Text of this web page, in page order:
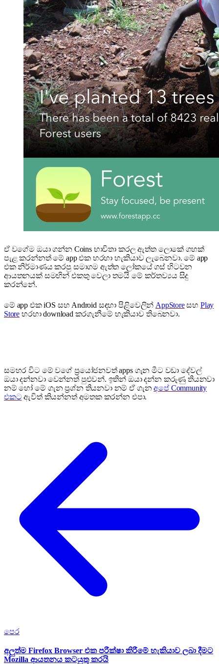
ඒ වගේම ඔයා ගන්න Coins භාවිතා කරල ඇත්ත ලොකේ ගහක්
පැළ කරන්නත් මේ app එක හරහා හැකියාව ලැබෙනවා. මේ app
එක නිර්මාණය කරපු සමාගම ඇත්ත ලෝකයේ ගස් හිටවන
ආයතනයක් සමඟින් එකතු වෙලා තමයි මේ කර්තව්‍යය සිදු
කරන්නේ.
මේ app එක iOS සහ Android සඳහා පිළිවෙලින් AppStoreසහ Play
Store හරහා download කරගැනීමේ හැකියාව තිබෙනවා.
සමහර විට මේ වගේ ප්‍රයෝජනවත් apps ගැන මීට වඩා දේවල්
ඔයා දන්නවා වෙන්නත් පුළුවන්. ඉතින් ඔයා දන්න කරුණු තියනවා
නම් හෝ මේ ගැන ප්‍රශ්න තියනවා නම් ඒ ගැනඅපේ Community
එකට ඇවිත් කියන්නත් අමතක කරන්න එපා.
පෙර
අලුත්ම Firefox Browser එක පරීක්ෂා කිරීමේ හැකියාව ලබා දීමට
Mozilla ආයතනය කටයුතු කරයි